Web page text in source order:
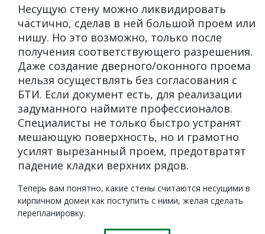
Несущую стену можно ликвидировать
частично, сделав в ней большой проем или
нишу. Но это возможно, только после
получения соответствующего разрешения.
Даже создание дверного/оконного проема
нельзя осуществлять без согласования с
БТИ. Если документ есть, для реализации
задуманного наймите профессионалов.
Специалисты не только быстро устранят
мешающую поверхность, но и грамотно
усилят вырезанный проем, предотвратят
падение кладки верхних рядов.
Теперь вам понятно, какие стены считаются несущими в
кирпичном домеи как поступить с ними, желая сделать
перепланировку.